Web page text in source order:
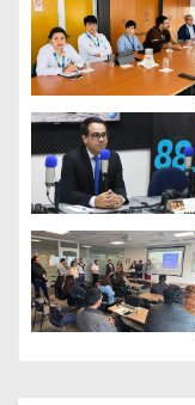
c
i
ó
n
d
e
e